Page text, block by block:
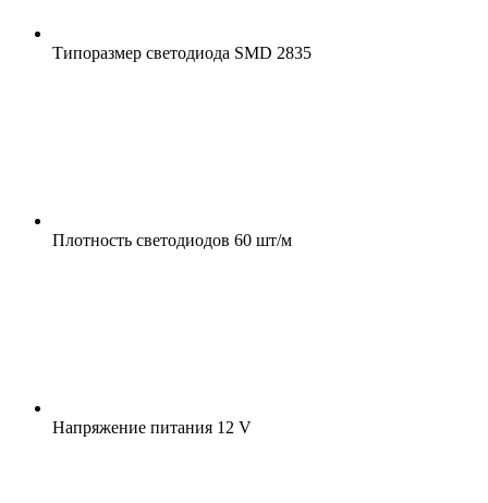
Типоразмер светодиода SMD 2835
Плотность светодиодов 60 шт/м
Напряжение питания 12 V